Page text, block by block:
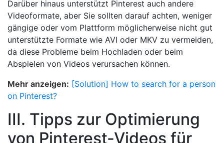
Darüber hinaus unterstützt Pinterest auch andere
Videoformate, aber Sie sollten darauf achten, weniger
gängige oder vom Plattform möglicherweise nicht gut
unterstützte Formate wie AVI oder MKV zu vermeiden,
da diese Probleme beim Hochladen oder beim
Abspielen von Videos verursachen können.
Mehr anzeigen: [Solution] How to search for a person
on Pinterest?
III. Tipps zur Optimierung
von Pinterest-Videos für